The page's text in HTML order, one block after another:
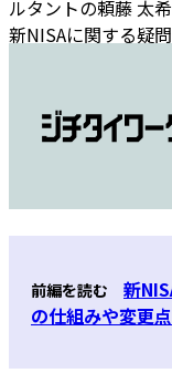
ルタントの頼藤 太
新NISAに関する疑
前編を読む 新
の仕組みや変更